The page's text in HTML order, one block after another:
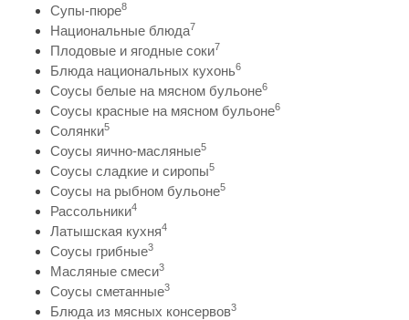
Супы-пюре8
Национальные блюда7
Плодовые и ягодные соки7
Блюда национальных кухонь6
Соусы белые на мясном бульоне6
Соусы красные на мясном бульоне6
Солянки5
Соусы яично-масляные5
Соусы сладкие и сиропы5
Соусы на рыбном бульоне5
Рассольники4
Латышская кухня4
Соусы грибные3
Масляные смеси3
Соусы сметанные3
Блюда из мясных консервов3